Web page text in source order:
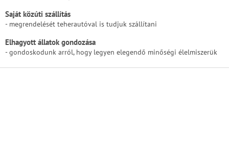
l
e
i
Saját közúti szállítás
- megrendelését teherautóval is tudjuk szállítani
Elhagyott állatok gondozása
- gondoskodunk arról, hogy legyen elegendő minőségi élelmiszerük